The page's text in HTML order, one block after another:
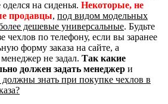
на сиденья. Некоторые, не
продавцы, под видом модельных
дешевые универсальные. Будьте
чехлов по телефону, если вы заранее
форму заказа на сайте, а
не задал. Так какие
должен задать менеджер и
знать при покупке чехлов в